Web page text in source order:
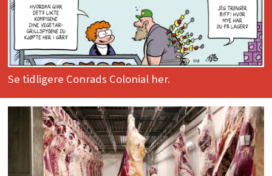
Se tidligere Conrads Colonial her.